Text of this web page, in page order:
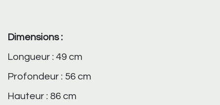
Dimensions :
Longueur : 49 cm
Profondeur : 56 cm
Hauteur : 86 cm